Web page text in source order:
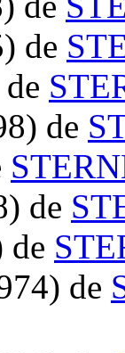
de
de
de
de
de
de